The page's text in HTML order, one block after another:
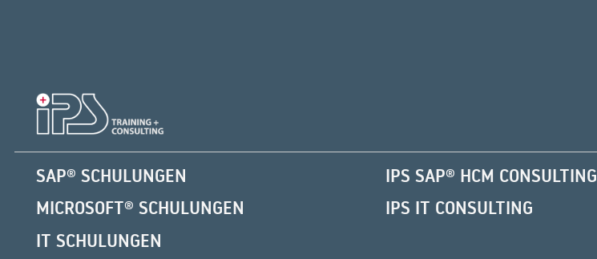
SAP® SCHULUNGEN
MICROSOFT® SCHULUNGEN
IT SCHULUNGEN
IPS SAP® HCM CONSULTING
IPS IT CONSULTING